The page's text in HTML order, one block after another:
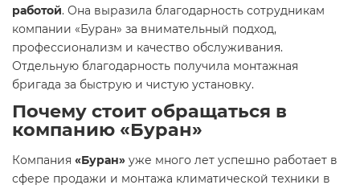
работой. Она выразила благодарность сотрудникам
компании «Буран» за внимательный подход,
профессионализм и качество обслуживания.
Отдельную благодарность получила монтажная
бригада за быструю и чистую установку.
Почему стоит обращаться в
компанию «Буран»
Компания «Буран» уже много лет успешно работает в
сфере продажи и монтажа климатической техники в